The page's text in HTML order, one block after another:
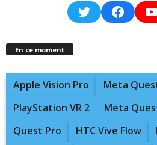
Twitter
En ce moment
Apple Vision Pro
Meta
PlayStation VR 2
Meta
Quest Pro
HTC Vive Flow